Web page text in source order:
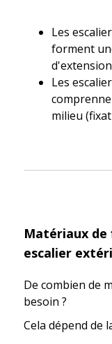
Les
forment
Les
milieu
Matériaux
escalier
De combien de
besoin ?
Cela dépend de